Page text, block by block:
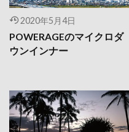
2020年5月4日
POWERAGEのマイクロダ
ウンインナー